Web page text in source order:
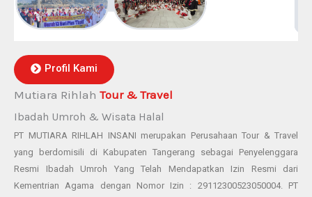
Profil Kami
Mutiara Rihlah Tour & Travel
Ibadah Umroh & Wisata Halal
PT MUTIARA RIHLAH INSANI merupakan Perusahaan Tour & Travel
yang berdomisili di Kabupaten Tangerang sebagai Penyelenggara
Resmi Ibadah Umroh Yang Telah Mendapatkan Izin Resmi dari
Kementrian Agama dengan Nomor Izin : 29112300523050004. PT